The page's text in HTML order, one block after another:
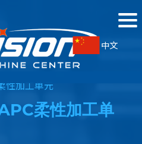
中文
性加工单元
柔性加工单